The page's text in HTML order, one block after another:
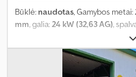
Būklė: naudotas, Gamybos metai:
mm, galia:24 kW (32,63 AG),